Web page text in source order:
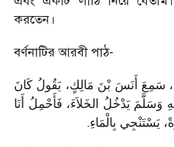
করতেন।
বর্ণনাটির আরবী পাঠ-
سَمِعَ أَنَسَ بْنَ مَالِكٍ، يَقُولُ كَانَ
وَسَلَّمَ يَدْخُلُ الخَلاَءَ، فَأَحْمِلُ أَنَا
يَسْتَنْجِي بِالْمَاءِ.